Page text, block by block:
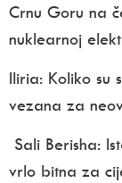
Crnu Goru na
nuklearnoj
Iliria: Koliko su
vezana za
Sali Berisha:
vrlo bitna za